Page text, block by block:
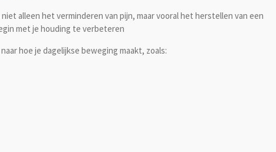
alleen het verminderen van pijn, maar vooral het herstellen van een
met je houding te verbeteren
hoe je dagelijkse beweging maakt, zoals: